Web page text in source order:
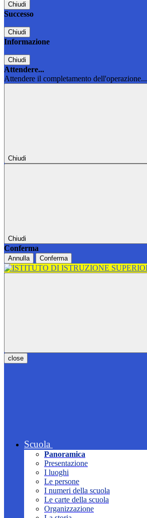
Chiudi
Successo
Chiudi
Informazione
Chiudi
Attendere...
Attendere il completamento dell'operazione...
Chiudi
Chiudi
Conferma
Annulla Conferma
close
Scuola
Panoramica
Presentazione
I luoghi
Le persone
I numeri della scuola
Le carte della scuola
Organizzazione